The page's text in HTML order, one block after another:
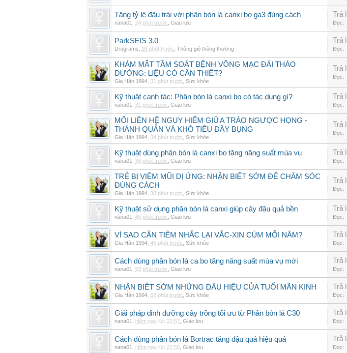
Tăng tỷ lệ đậu trái với phân bón lá canxi bo ga3 đúng cách
nana01 24 phút trước Giao lưu
Trả
Đọc:
ParkSEIS 3.0
Drograms 26 phút trước Thông gió thông thường
Trả
Đọc:
KHÁM MẮT TẦM SOÁT BỆNH VÕNG MẠC ĐÁI THÁO
ĐƯỜNG: LIỆU CÓ CẦN THIẾT?
Gia Hân 1994 31 phút trước Sức khỏe
Trả
Đọc:
Kỹ thuật canh tác: Phân bón lá canxi bo có tác dụng gì?
nana01 31 phút trước Giao lưu
Trả
Đọc:
MỐI LIÊN HỆ NGUY HIỂM GIỮA TRÀO NGƯỢC HỌNG -
THÀNH QUẢN VÀ KHÓ TIÊU ĐẦY BỤNG
Gia Hân 1994 34 phút trước Sức khỏe
Trả
Đọc:
Kỹ thuật dùng phân bón lá canxi bo tăng năng suất mùa vụ
nana01 38 phút trước Giao lưu
Trả
Đọc:
TRẺ BỊ VIÊM MŨI DỊ ỨNG: NHẬN BIẾT SỚM ĐỂ CHĂM SÓC
ĐÚNG CÁCH
Gia Hân 1994 38 phút trước Sức khỏe
Trả
Đọc:
Kỹ thuật sử dụng phân bón lá canxi giúp cây đậu quả bền
nana01 45 phút trước Giao lưu
Trả
Đọc:
VÌ SAO CẦN TIÊM NHẮC LẠI VẮC-XIN CÚM MỖI NĂM?
Gia Hân 1994 45 phút trước Sức khỏe
Trả
Đọc:
Cách dùng phân bón lá ca bo tăng năng suất mùa vụ mới
nana01 53 phút trước Giao lưu
Trả
Đọc:
NHẬN BIẾT SỚM NHỮNG DẤU HIỆU CỦA TUỔI MÃN KINH
Gia Hân 1994 53 phút trước Sức khỏe
Trả
Đọc:
Giải pháp dinh dưỡng cây trồng tối ưu từ Phân bón lá C30
nana01 Hôm nay lúc 22:57 Giao lưu
Trả
Đọc:
Cách dùng phân bón lá Bortrac tăng đậu quả hiệu quả
nana01 Hôm nay lúc 22:50 Giao lưu
Trả
Đọc: